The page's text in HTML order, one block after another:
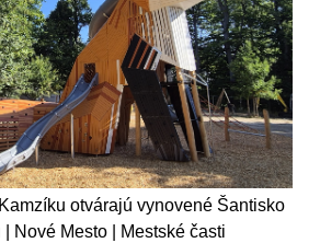
otvárajú vynovené Šantisko
Nové Mesto | Mestské časti